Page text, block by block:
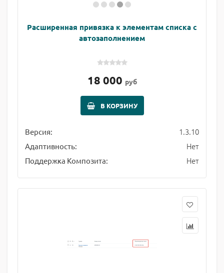
Расширенная привязка к элементам списка с
автозаполнением
18 000 руб
В КОРЗИНУ
Версия: 1.3.10
Адаптивность: Нет
Поддержка Композита: Нет